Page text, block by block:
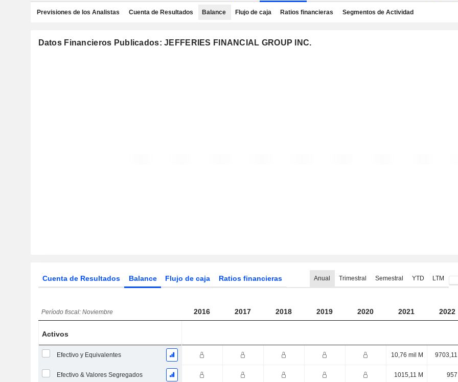
Previsiones de los Analistas Cuenta de Resultados Balance Flujo de caja Ratios financieras Segmentos de Actividad
Datos Financieros Publicados: JEFFERIES FINANCIAL GROUP INC.
Cuenta de Resultados Balance Flujo de caja Ratios financieras Anual Trimestral Semestral YTD LTM
Período fiscal: Noviembre 2016 2017 2018 2019 2020 2021 2022
Activos
Efectivo y Equivalentes 10,76 mil M 9703,11
Efectivo & Valores Segregados 1015,11 M 957